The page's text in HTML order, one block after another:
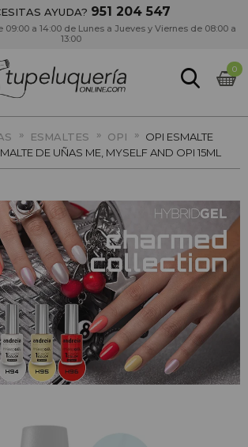
AYUDA? 951 204 547
a 14:00 de Lunes a Jueves y Viernes de 08:00 a
13:00
0
» ESMALTES » OPI » OPI ESMALTE
DE UÑAS ME, MYSELF AND OPI 15ML